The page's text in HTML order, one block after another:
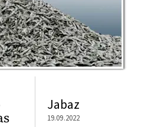
Jabaz
19.09.2022